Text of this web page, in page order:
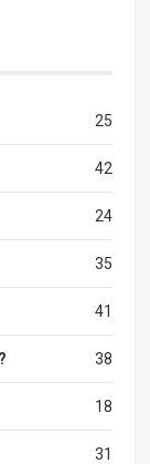
25
42
24
35
41
38
18
31